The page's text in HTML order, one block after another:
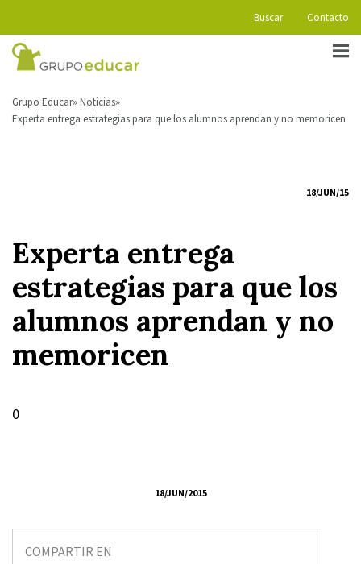
Buscar Contacto
Grupo Educar Noticias
Experta entrega estrategias para que los alumnos aprendan y no memoricen
18/JUN/15
Experta entrega
estrategias para que los
alumnos aprendan y no
memoricen
0
18/JUN/2015
COMPARTIR EN